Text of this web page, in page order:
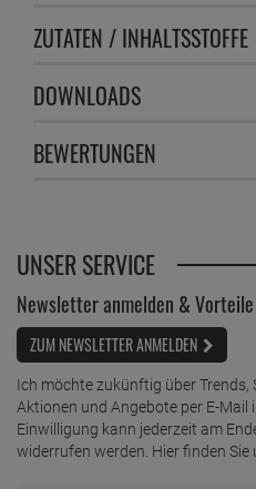
ZUTATEN / INHALTSSTOFFE
DOWNLOADS
BEWERTUNGEN
UNSER SERVICE
Newsletter anmelden &
ZUM NEWSLETTER ANMELDEN
Ich möchte zukünftig über Trends,
Aktionen und Angebote per E-Mail
Einwilligung kann jederzeit am
widerrufen werden. Hier finden Sie